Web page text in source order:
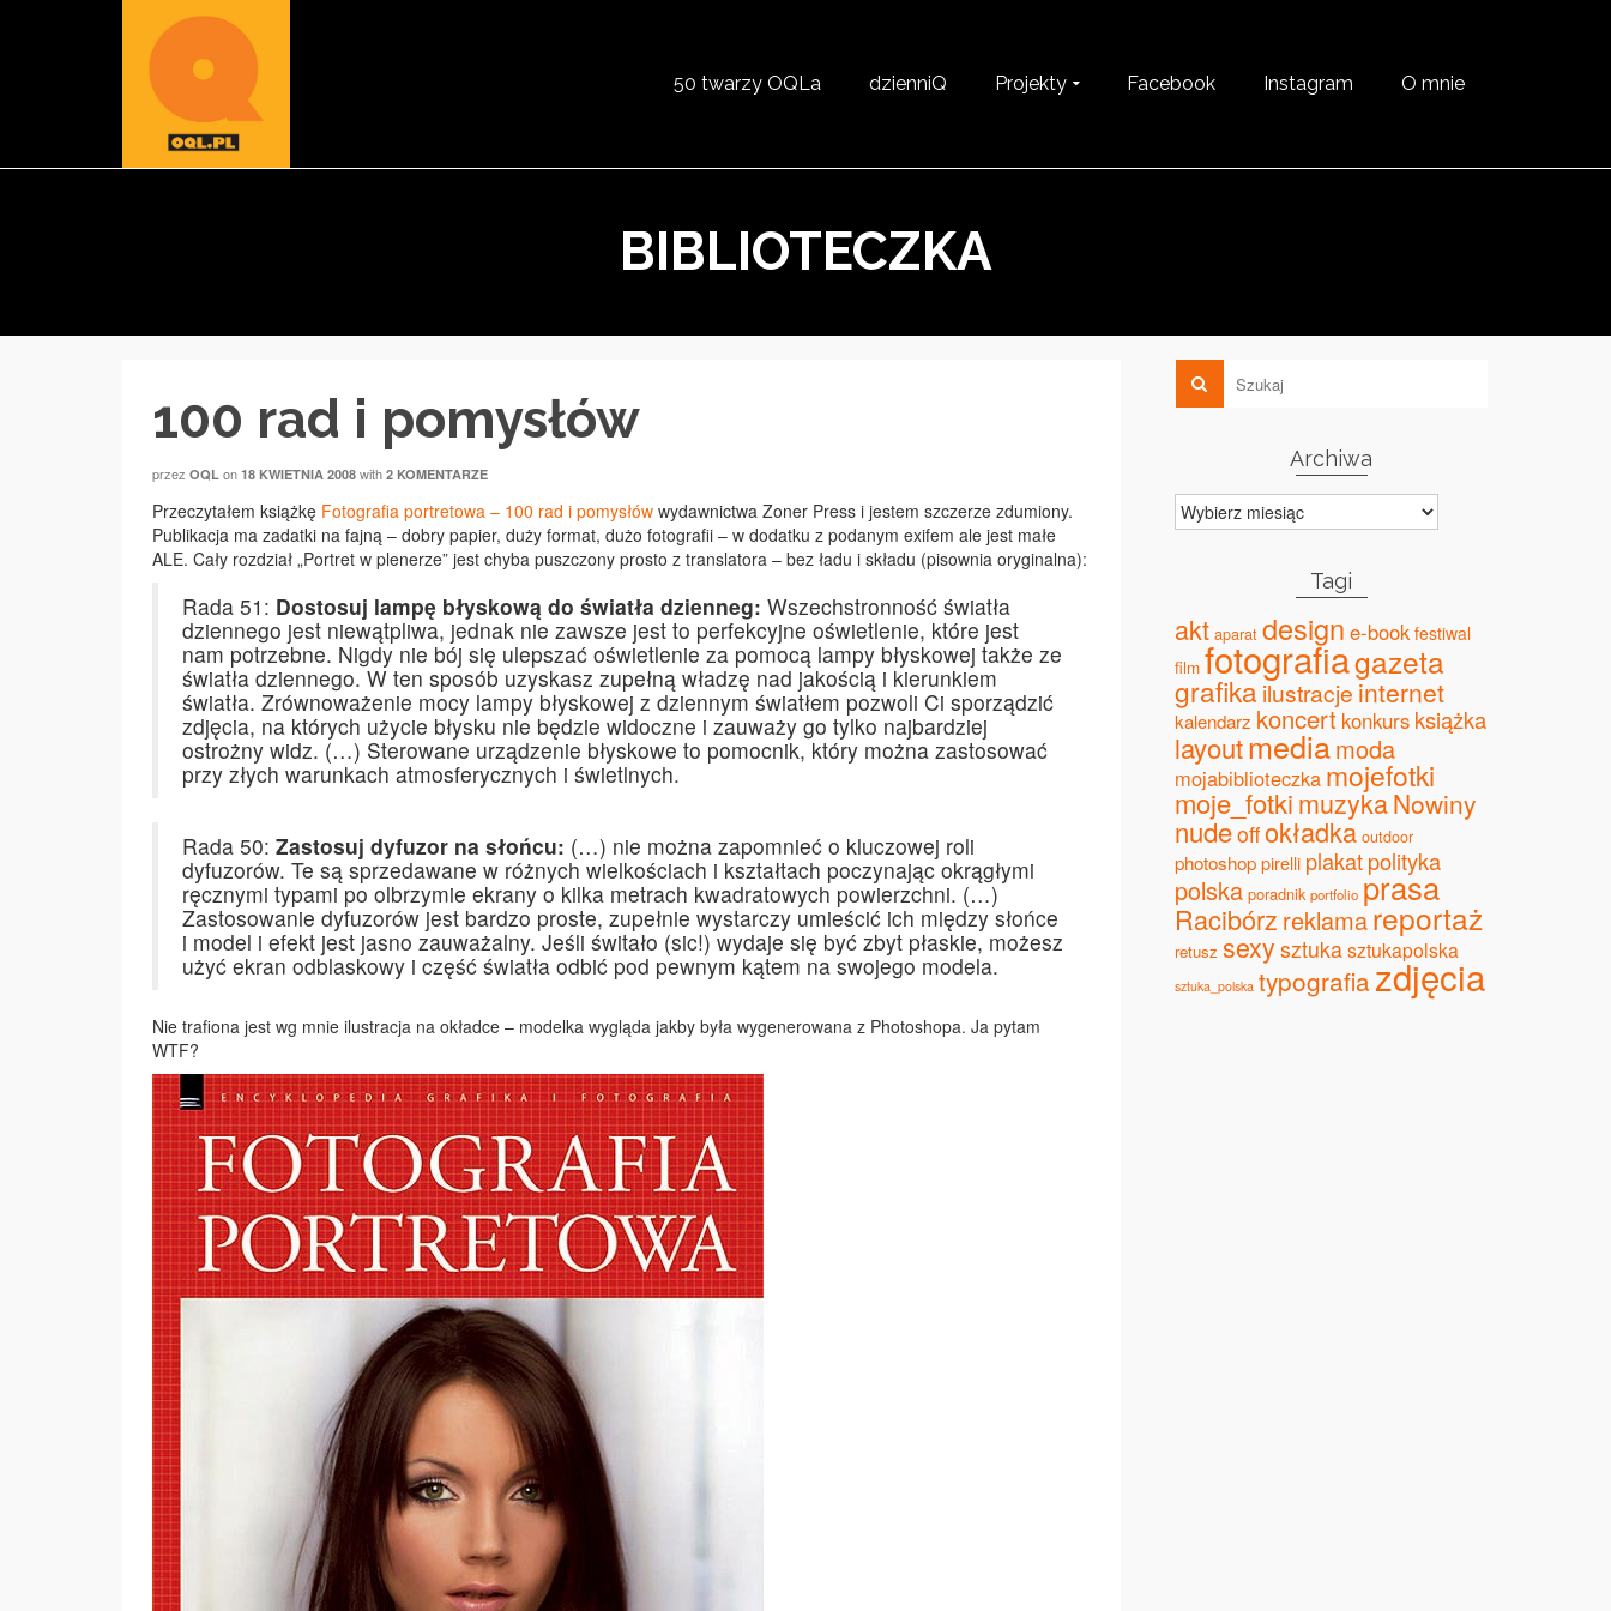
50 twarzy OQLa dzienniQ Projekty Facebook Instagram O mnie
BIBLIOTECZKA
100 rad i pomysłów
przez OQL on 18 KWIETNIA 2008 with 2 KOMENTARZE
Przeczytałem książkę Fotografia portretowa – 100 rad i pomysłów wydawnictwa Zoner Press i jestem szczerze zdumiony.
Publikacja ma zadatki na fajną – dobry papier, duży format, dużo fotografii – w dodatku z podanym exifem ale jest małe
ALE. Cały rozdział „Portret w plenerze” jest chyba puszczony prosto z translatora – bez ładu i składu (pisownia oryginalna):
Rada 51: Dostosuj lampę błyskową do światła dzienneg: Wszechstronność światła
dziennego jest niewątpliwa, jednak nie zawsze jest to perfekcyjne oświetlenie, które jest
nam potrzebne. Nigdy nie bój się ulepszać oświetlenie za pomocą lampy błyskowej także ze
światła dziennego. W ten sposób uzyskasz zupełną władzę nad jakością i kierunkiem
światła. Zrównoważenie mocy lampy błyskowej z dziennym światłem pozwoli Ci sporządzić
zdjęcia, na których użycie błysku nie będzie widoczne i zauważy go tylko najbardziej
ostrożny widz. (…) Sterowane urządzenie błyskowe to pomocnik, który można zastosować
przy złych warunkach atmosferycznych i świetlnych.
Rada 50: Zastosuj dyfuzor na słońcu: (…) nie można zapomnieć o kluczowej roli
dyfuzorów. Te są sprzedawane w różnych wielkościach i kształtach poczynając okrągłymi
ręcznymi typami po olbrzymie ekrany o kilka metrach kwadratowych powierzchni. (…)
Zastosowanie dyfuzorów jest bardzo proste, zupełnie wystarczy umieścić ich między słońce
i model i efekt jest jasno zauważalny. Jeśli świtało (sic!) wydaje się być zbyt płaskie, możesz
użyć ekran odblaskowy i część światła odbić pod pewnym kątem na swojego modela.
Nie trafiona jest wg mnie ilustracja na okładce – modelka wygląda jakby była wygenerowana z Photoshopa. Ja pytam
WTF?
Archiwa
Archiwa
Tagi
akt aparat design e-book festiwal
film fotografiagazeta
grafika ilustracjeinternet
kalendarz koncert konkurs książka
layoutmediamoda
mojabiblioteczka mojefotki
moje_fotkimuzykaNowiny
nudeoffokładka outdoor
photoshop pirelli plakat polityka
polska poradnik portfolio prasa
Racibórz reklamareportaż
retusz sexy sztukasztukapolska
sztuka_polska typografia zdjęcia